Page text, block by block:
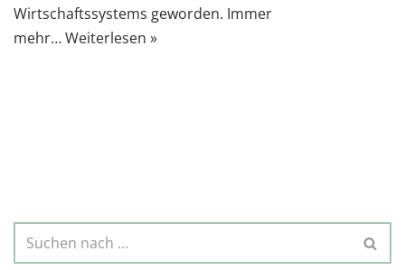
Wirtschaftssystems geworden. Immer
mehr…Weiterlesen »